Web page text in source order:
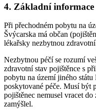
4. Základní
Při přechodném pobytu na
Švýcarska má občan
lékařsky nezbytnou
Nezbytnou péčí se rozumí
zdravotní stav pojištěnce s
pobytu na území jiného
poskytované péče. Musí být
pojištěnec nemusel vracet
zamýšlel.